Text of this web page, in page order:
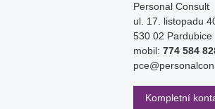
Personal Consult
ul. 17. listopadu
530 02 Pardubice
mobil: 774 584
Kompletní